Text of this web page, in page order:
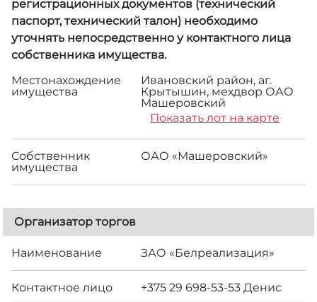
регистрационных документов (технический
паспорт, технический талон) необходимо
уточнять непосредственно у контактного лица
собственника имущества.
Местонахождение
имущества
Ивановский район, аг.
Крытышин, мехдвор ОАО
Машеровский
Показать лот на карте
Собственник
имущества
ОАО «Машеровский»
Организатор торгов
Наименование ЗАО «Белреализация»
Контактное лицо +375 29 698-53-53 Денис